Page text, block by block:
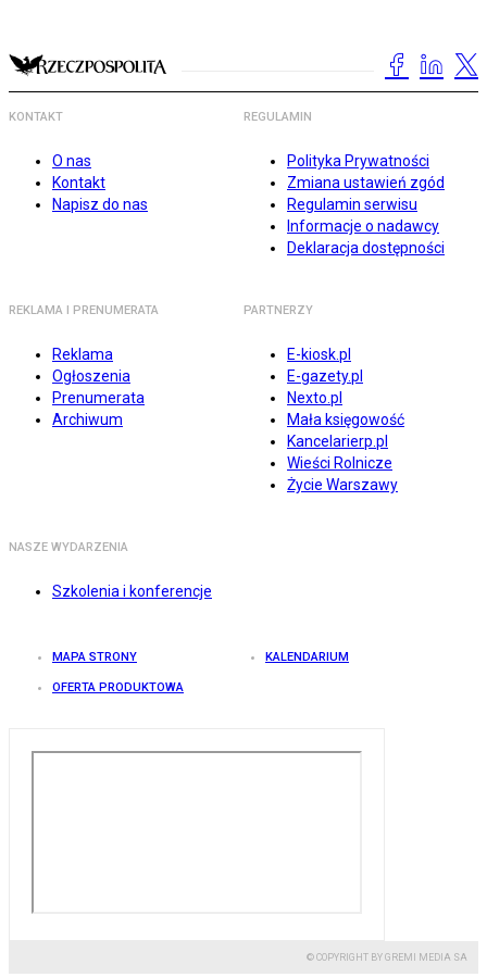
KONTAKT
O nas
Kontakt
Napisz do nas
REGULAMIN
Polityka Prywatności
Zmiana ustawień zgód
Regulamin serwisu
Informacje o nadawcy
Deklaracja dostępności
REKLAMA I PRENUMERATA
Reklama
Ogłoszenia
Prenumerata
Archiwum
PARTNERZY
E-kiosk.pl
E-gazety.pl
Nexto.pl
Mała księgowość
Kancelarierp.pl
Wieści Rolnicze
Życie Warszawy
NASZE WYDARZENIA
Szkolenia i konferencje
MAPA STRONY KALENDARIUM
OFERTA PRODUKTOWA
© COPYRIGHT BY GREMI MEDIA SA